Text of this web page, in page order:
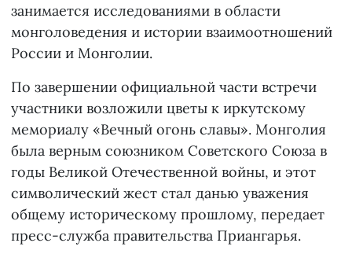
занимается исследованиями в области
монголоведения и истории взаимоотношений
России и Монголии.
По завершении официальной части встречи
участники возложили цветы к иркутскому
мемориалу «Вечный огонь славы». Монголия
была верным союзником Советского Союза в
годы Великой Отечественной войны, и этот
символический жест стал данью уважения
общему историческому прошлому, передает
пресс-служба правительства Приангарья.